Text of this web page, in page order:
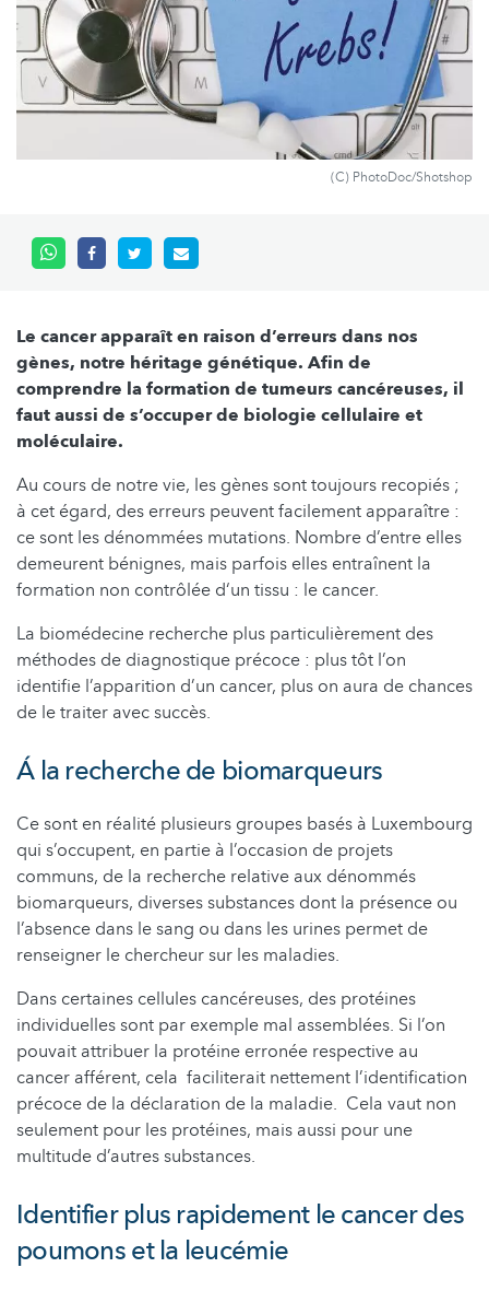
(C) PhotoDoc/Shotshop
Le cancer apparaît en raison d’erreurs dans nos
gènes, notre héritage génétique. Afin de
comprendre la formation de tumeurs cancéreuses, il
faut aussi de s’occuper de biologie cellulaire et
moléculaire.
Au cours de notre vie, les gènes sont toujours recopiés ;
à cet égard, des erreurs peuvent facilement apparaître :
ce sont les dénommées mutations. Nombre d’entre elles
demeurent bénignes, mais parfois elles entraînent la
formation non contrôlée d‘un tissu : le cancer.
La biomédecine recherche plus particulièrement des
méthodes de diagnostique précoce : plus tôt l’on
identifie l’apparition d’un cancer, plus on aura de chances
de le traiter avec succès.
Á la recherche de biomarqueurs
Ce sont en réalité plusieurs groupes basés à Luxembourg
qui s’occupent, en partie à l’occasion de projets
communs, de la recherche relative aux dénommés
biomarqueurs, diverses substances dont la présence ou
l’absence dans le sang ou dans les urines permet de
renseigner le chercheur sur les maladies.
Dans certaines cellules cancéreuses, des protéines
individuelles sont par exemple mal assemblées. Si l’on
pouvait attribuer la protéine erronée respective au
cancer afférent, cela faciliterait nettement l’identification
précoce de la déclaration de la maladie. Cela vaut non
seulement pour les protéines, mais aussi pour une
multitude d’autres substances.
Identifier plus rapidement le cancer des
poumons et la leucémie